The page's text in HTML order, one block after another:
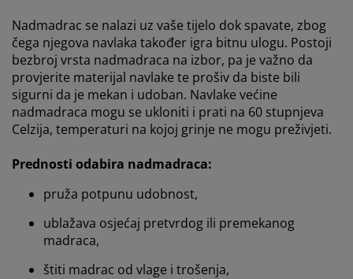
Nadmadrac se nalazi uz vaše tijelo dok spavate, zbog
čega njegova navlaka također igra bitnu ulogu. Postoji
bezbroj vrsta nadmadraca na izbor, pa je važno da
provjerite materijal navlake te prošiv da biste bili
sigurni da je mekan i udoban. Navlake većine
nadmadraca mogu se ukloniti i prati na 60 stupnjeva
Celzija, temperaturi na kojoj grinje ne mogu preživjeti.
Prednosti odabira nadmadraca:
pruža potpunu udobnost,
ublažava osjećaj pretvrdog ili premekanog
madraca,
štiti madrac od vlage i trošenja,